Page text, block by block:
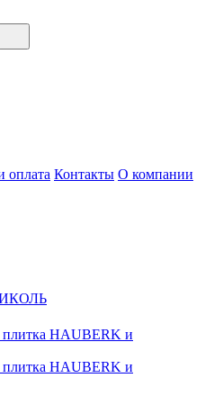
оплата Контакты О компании
плитка HAUBERK и
плитка HAUBERK и